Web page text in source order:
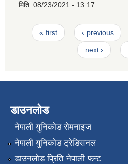
मिति: 08/23/2021 - 13:17
Pages
« first ‹ previous
next ›
डाउनलोड
नेपाली युनिकोड रोमनाइज
नेपाली युनिकोड ट्रेडिसनल
डाउनलोड प्रिति नेपाली फन्ट